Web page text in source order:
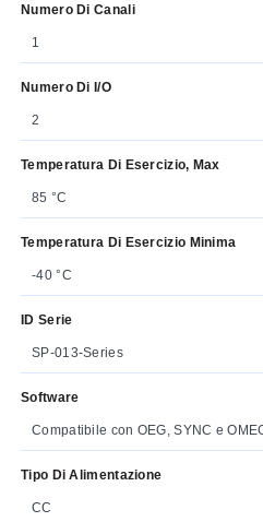
Numero Di Canali
1
Numero Di I/O
2
Temperatura Di Esercizio, Max
85 °C
Temperatura Di Esercizio Minima
-40 °C
ID Serie
SP-013-Series
Software
Compatibile con OEG, SYNC e
Tipo Di Alimentazione
CC